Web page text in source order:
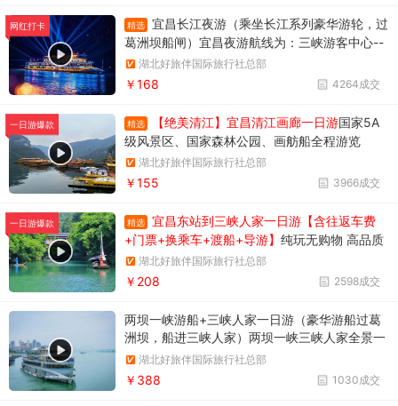
网红打卡 精选
宜昌长江夜游（乘坐长江系列豪华游轮，过
葛洲坝船闸）宜昌夜游航线为：三峡游客中心--
天然塔--过葛洲坝船闸--黄柏河下船，穿过葛洲
坝船闸，体验水涨船高的神奇变化。
湖北好旅伴国际旅行社总部
4264成交
￥168
一日游爆款 精选 【绝美清江】宜昌清江画廊一日游国家5A
级风景区、国家森林公园、画舫船全程游览
湖北好旅伴国际旅行社总部
3966成交
￥155
一日游爆款 精选
宜昌东站到三峡人家一日游【含往返车费
+门票+换乘车+渡船+导游】 纯玩无购物 高品质
享受当地跟团一日游
湖北好旅伴国际旅行社总部
2598成交
￥208
两坝一峡游船+三峡人家一日游（豪华游船过葛
洲坝，船进三峡人家）两坝一峡三峡人家全景一
日游湖北好旅伴国际旅行社总部
1030成交
￥388